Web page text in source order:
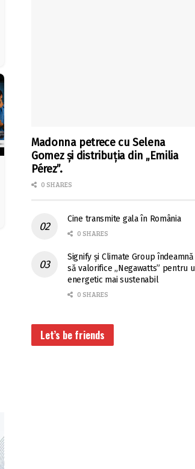
Madonna petrece cu Selena
Gomez și distribuția din „Emilia
Pérez”.
0 SHARES
Cine transmite gala în România
0 SHARES
Signify și Climate Group
să valorifice „Negawatts” pentru
energetic mai sustenabil
0 SHARES
Let’s be friends